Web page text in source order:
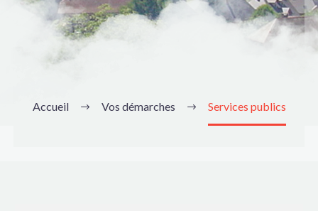
Accueil Vos démarches Services publics